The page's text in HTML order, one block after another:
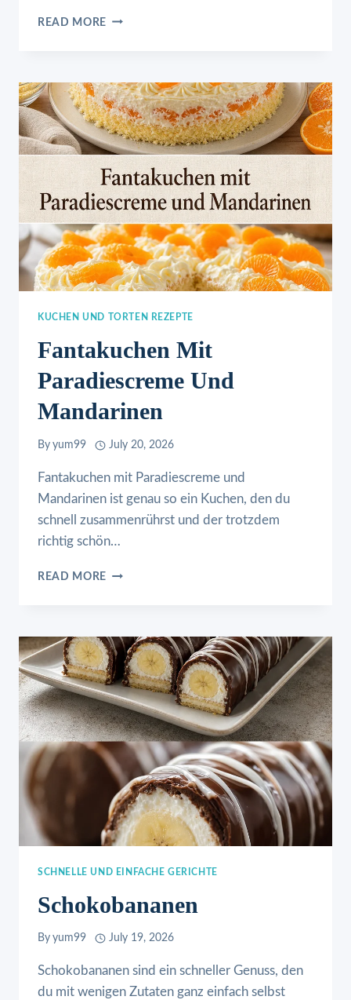
READ MORE STREUSELKUCHEN
VANILLEPUDDING
KUCHEN UND TORTEN REZEPTE
Fantakuchen Mit
Paradiescreme Und
Mandarinen
By yum99 July 20, 2026
Fantakuchen mit Paradiescreme und
Mandarinen ist genau so ein Kuchen, den du
schnell zusammenrührst und der trotzdem
richtig schön…
READ MORE FANTAKUCHEN
MANDARINEN
SCHNELLE UND EINFACHE GERICHTE
Schokobananen
By yum99 July 19, 2026
Schokobananen sind ein schneller Genuss, den
du mit wenigen Zutaten ganz einfach selbst